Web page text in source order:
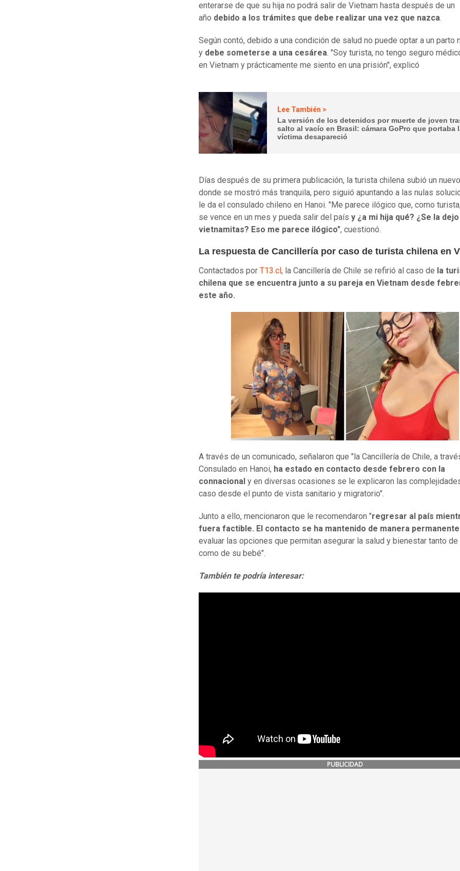
enterarse de que su hija no podrá salir de Vietnam hasta después de un
año debido a los trámites que debe realizar una vez que nazca.
Según contó, debido a una condición de salud no puede optar a un parto
y debe someterse a una cesárea. "Soy turista, no tengo seguro
en Vietnam y prácticamente me siento en una prisión", explicó
Lee También >
La versión de los detenidos por muerte de joven
salto al vacío en Brasil: cámara GoPro que portaba
víctima desapareció
Días después de su primera publicación, la turista chilena subió un
donde se mostró más tranquila, pero siguió apuntando a las nulas
le da el consulado chileno en Hanoi. "Me parece ilógico que, como
se vence en un mes y pueda salir del país y ¿a mi hija qué? ¿Se la
vietnamitas? Eso me parece ilógico", cuestionó.
La respuesta de Cancillería por caso de turista chilena en
Contactados por T13.cl , la Cancillería de Chile se refirió al caso de la
chilena que se encuentra junto a su pareja en Vietnam desde
este año.
A través de un comunicado, señalaron que "la Cancillería de Chile, a
Consulado en Hanoi, ha estado en contacto desde febrero con la
connacional y en diversas ocasiones se le explicaron las
caso desde el punto de vista sanitario y migratorio".
Junto a ello, mencionaron que le recomendaron "regresar al país
fuera factible. El contacto se ha mantenido de manera
evaluar las opciones que permitan asegurar la salud y bienestar tanto de
como de su bebé".
También te podría interesar:
PUBLICIDAD